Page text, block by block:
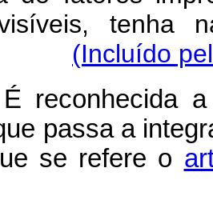
tenha
(Incluído
reconhecida
passa a
se refere o